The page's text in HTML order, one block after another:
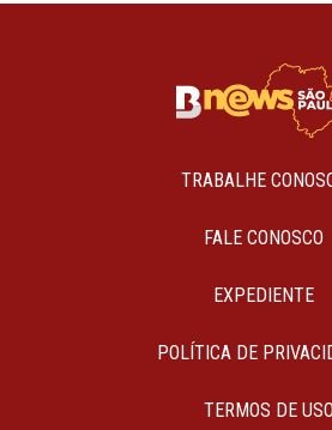
TRABALHE
FALE CONOSCO
EXPEDIENTE
POLÍTICA DE
TERMOS DE USO